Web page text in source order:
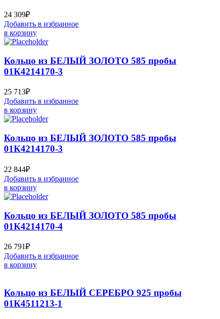
24 309₽
Добавить в избранное
в корзину
Кольцо из БЕЛЫЙ ЗОЛОТО 585 пробы
01К4214170-3
25 713₽
Добавить в избранное
в корзину
Кольцо из БЕЛЫЙ ЗОЛОТО 585 пробы
01К4214170-3
22 844₽
Добавить в избранное
в корзину
Кольцо из БЕЛЫЙ ЗОЛОТО 585 пробы
01К4214170-4
26 791₽
Добавить в избранное
в корзину
Кольцо из БЕЛЫЙ СЕРЕБРО 925 пробы
01К4511213-1